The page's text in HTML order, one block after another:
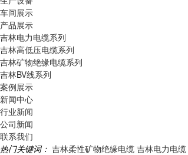
车间展示
产品展示
吉林电力电缆系列
吉林高低压电缆系列
吉林矿物绝缘电缆系列
吉林BV线系列
案例展示
新闻中心
行业新闻
公司新闻
联系我们
热门关键词： 吉林柔性矿物绝缘电缆 吉林电力电缆